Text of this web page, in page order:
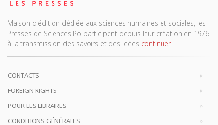
Maison d'édition dédiée aux sciences humaines et sociales, les
Presses de Sciences Po participent depuis leur création en 1976
à la transmission des savoirs et des idées continuer
CONTACTS
FOREIGN RIGHTS
POUR LES LIBRAIRES
CONDITIONS GÉNÉRALES